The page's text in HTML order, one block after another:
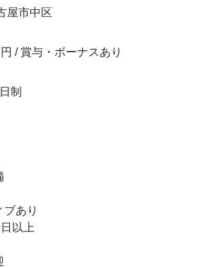
屋市中区
/ 賞与・ボーナスあり
制
ブあり
以上